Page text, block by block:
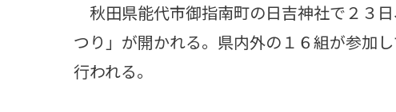
秋田県能代市御指南町の日吉神社で２３
つり」が開かれる。県内外の１６組が参加
行われる。